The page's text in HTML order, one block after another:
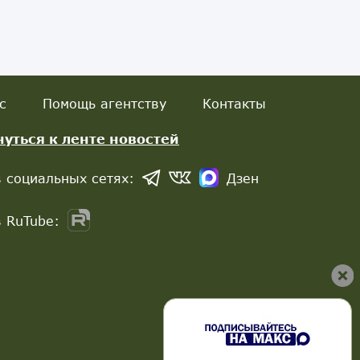
Помощь агентству Контакты
к ленте новостей
сетях: Дзен